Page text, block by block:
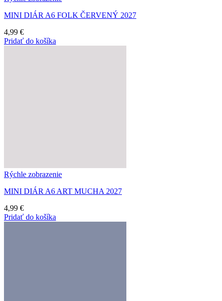
MINI DIÁR A6 FOLK ČERVENÝ 2027
4,99 €
Pridať do košíka
Rýchle zobrazenie
MINI DIÁR A6 ART MUCHA 2027
4,99 €
Pridať do košíka